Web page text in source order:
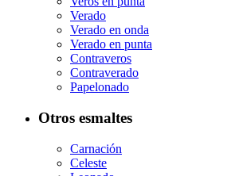
Verado
Verado en onda
Verado en punta
Contraveros
Contraverado
Papelonado
Otros esmaltes
Carnación
Celeste